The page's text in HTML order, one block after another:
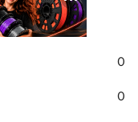
0
0